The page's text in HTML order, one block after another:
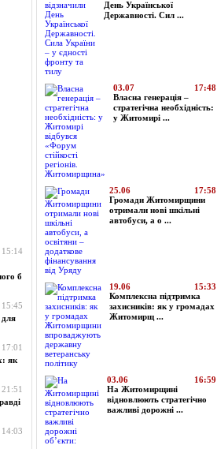
15:14
б
15:45
для
17:01
як
21:51
14:03
День Української
Державності. Сил ...
03.07
17:48
Власна генерація –
стратегічна необхідність:
у Житомирі ...
25.06
17:58
Громади Житомирщини
отримали нові шкільні
автобуси, а о ...
19.06
15:33
Комплексна підтримка
захисників: як у громадах
Житомирщ ...
03.06
16:59
На Житомирщині
відновлюють стратегічно
важливі дорожні ...